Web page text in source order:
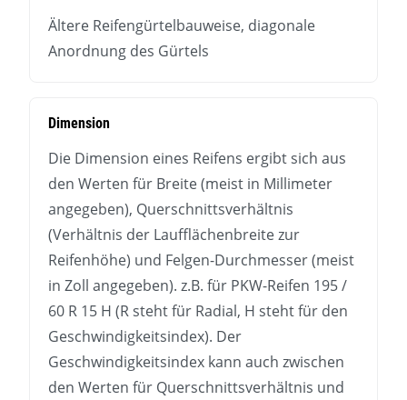
Ältere Reifengürtelbauweise, diagonale
Anordnung des Gürtels
Dimension
Die Dimension eines Reifens ergibt sich aus
den Werten für Breite (meist in Millimeter
angegeben), Querschnittsverhältnis
(Verhältnis der Laufflächenbreite zur
Reifenhöhe) und Felgen-Durchmesser (meist
in Zoll angegeben). z.B. für PKW-Reifen 195 /
60 R 15 H (R steht für Radial, H steht für den
Geschwindigkeitsindex). Der
Geschwindigkeitsindex kann auch zwischen
den Werten für Querschnittsverhältnis und